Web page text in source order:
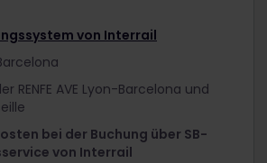
von Interrail
RENFE AVE Lyon-Barcelona und
bei der Buchung über SB-
von Interrail